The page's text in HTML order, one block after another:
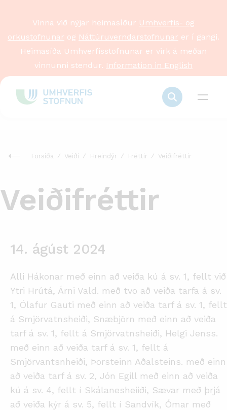
Vinna við nýjar heimasíður Umhverfis- og
orkustofnunar og Náttúruverndarstofnunar er í gangi.
Heimasíða Umhverfisstofnunar er virk á meðan
vinnunni stendur. Information in English
Forsíða Veiði Hreindýr Fréttir Veiðifréttir
Veiðifréttir
14. ágúst 2024
Alli Hákonar með einn að veiða kú á sv. 1, fellt við
Ytri Hrútá, Árni Vald. með tvo að veiða tarfa á sv.
1, Ólafur Gauti með einn að veiða tarf á sv. 1, fellt
á Smjörvatnsheiði, Snæbjörn með einn að veiða
tarf á sv. 1, fellt á Smjörvatnsheiði, Helgi Jenss.
með einn að veiða tarf á sv. 1, fellt á
Smjörvantsnheiði, Þorsteinn Aðalsteins. með einn
að veiða tarf á sv. 2, Jón Egill með einn að veiða
kú á sv. 4, fellt í Skálanesheiiði, Sævar með þrjá
að veiða kýr á sv. 5, fellt í Sandvík, Ómar með